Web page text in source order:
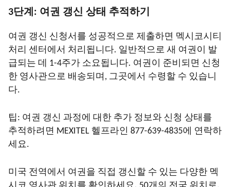
3단계: 여권 갱신 상태 추적하기
여권 갱신 신청서를 성공적으로 제출하면 멕시코시티
처리 센터에서 처리됩니다. 일반적으로 새 여권이 발
급되는 데 1-4주가 소요됩니다. 여권이 준비되면 신청
한 영사관으로 배송되며, 그곳에서 수령할 수 있습니
다.
팁: 여권 갱신 과정에 대한 추가 정보와 신청 상태를
추적하려면 MEXITEL 헬프라인 877-639-4835에 연락하
세요.
미국 전역에서 여권을 직접 갱신할 수 있는 다양한 멕